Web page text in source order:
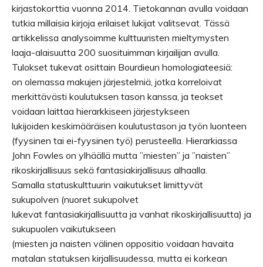
kirjastokorttia vuonna 2014. Tietokannan avulla voidaan
tutkia millaisia kirjoja erilaiset lukijat valitsevat. Tässä
artikkelissa analysoimme kulttuuristen mieltymysten
laaja-alaisuutta 200 suosituimman kirjailijan avulla.
Tulokset tukevat osittain Bourdieun homologiateesiä:
on olemassa makujen järjestelmiä, jotka korreloivat
merkittävästi koulutuksen tason kanssa, ja teokset
voidaan laittaa hierarkkiseen järjestykseen
lukijoiden keskimääräisen koulutustason ja työn luonteen
(fyysinen tai ei-fyysinen työ) perusteella. Hierarkiassa
John Fowles on ylhäällä mutta ”miesten” ja ”naisten”
rikoskirjallisuus sekä fantasiakirjallisuus alhaalla.
Samalla statuskulttuurin vaikutukset limittyvät
sukupolven (nuoret sukupolvet
lukevat fantasiakirjallisuutta ja vanhat rikoskirjallisuutta) ja
sukupuolen vaikutukseen
(miesten ja naisten välinen oppositio voidaan havaita
matalan statuksen kirjallisuudessa, mutta ei korkean